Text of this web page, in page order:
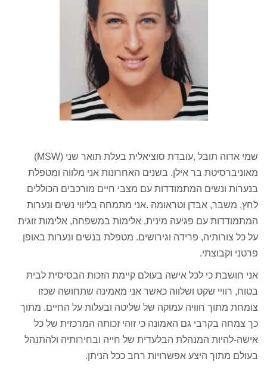
שמי אדוה תובל ,עובדת סוציאלית בעלת תואר שני (MSW)
מאוניברסיטת בר אילן. בשנים האחרונות אני מלווה ומטפלת
בנערות ונשים המתמודדות עם מצבי חיים מורכבים הכוללים
לחץ, משבר, אבדן וטראומה .אני מתמחה בליווי נשים ונערות
המתמודדות עם פגיעה מינית, אלימות במשפחה, אלימות זוגית
על כל צורותיה, פרידה וגירושים. מטפלת בנשים ונערות באופן
פרטני וקבוצתי.
אני חושבת כי לכל אישה בעולם קיימת הזכות הבסיסית לבית
בטוח, רוויי שקט ושלווה כאשר אני מאמינה שתחושה שכזו
צומחת מתוך חוויה עמוקה של שליטה ובעלות על החיים. מתוך
כך צמחה בקרבי גם האמונה כי זוהי זכותה המרכזית של כל
אישה-להיות המנהלת הבלעדית של חייה ובחירותיה ולהתנהל
בעולם מתוך היצע אפשרויות רחב ככל הניתן.